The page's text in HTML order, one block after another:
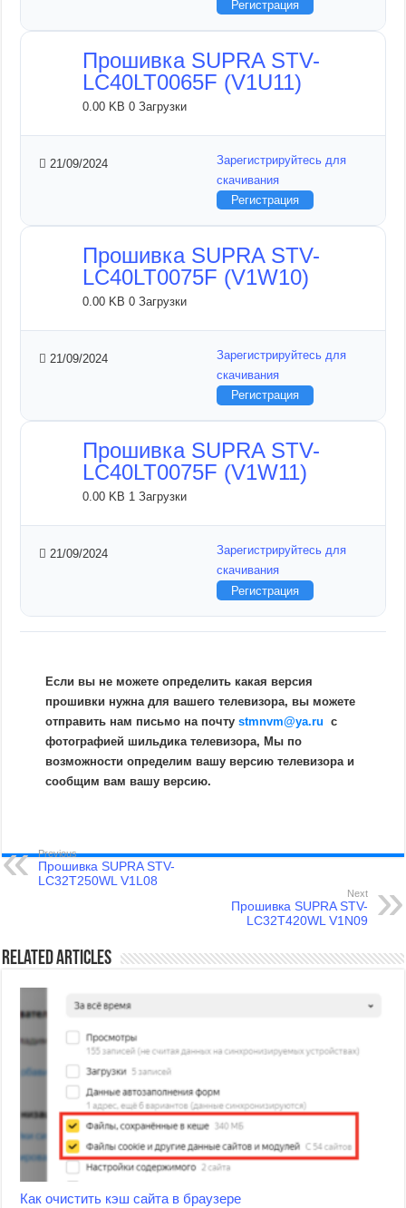
Регистрация
Прошивка SUPRA STV-
LC40LT0065F (V1U11)
0.00 KB0 Загрузки
21/09/2024
Зарегистрируйтесь для
скачивания
Регистрация
Прошивка SUPRA STV-
LC40LT0075F (V1W10)
0.00 KB0 Загрузки
21/09/2024
Зарегистрируйтесь для
скачивания
Регистрация
Прошивка SUPRA STV-
LC40LT0075F (V1W11)
0.00 KB 1 Загрузки
21/09/2024
Зарегистрируйтесь для
скачивания
Регистрация
Если вы не можете определить какая версия
прошивки нужна для вашего телевизора, вы можете
отправить нам письмо на почтуstmnvm@ya.ru c
фотографией шильдика телевизора, Мы по
возможности определим вашу версию телевизора и
сообщим вам вашу версию.
Previous
Прошивка SUPRA STV-
LC32T250WL V1L08
Next
Прошивка SUPRA STV-
LC32T420WL V1N09
Related Articles
Как очистить кэш сайта в браузере